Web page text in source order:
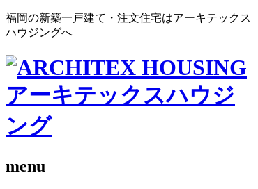
福岡の新築一戸建て・注文住宅はアーキテックス
ハウジングへ
menu